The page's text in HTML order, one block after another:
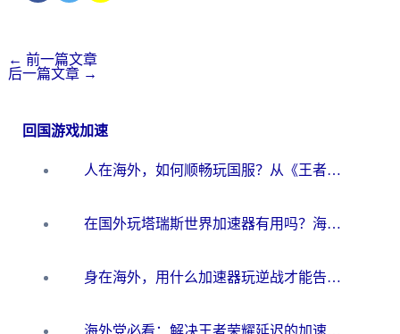
← 前一篇文章
后一篇文章 →
回国游戏加速
人在海外，如何顺畅玩国服？从《王者荣耀》到《云图计划》的加速器终极指南
在国外玩塔瑞斯世界加速器有用吗？海外玩家亲测后的真实答案
身在海外，用什么加速器玩逆战才能告别延迟？
海外党必看：解决王者荣耀延迟的加速器终极指南——从EVE到猫和老鼠，一个工具全搞定